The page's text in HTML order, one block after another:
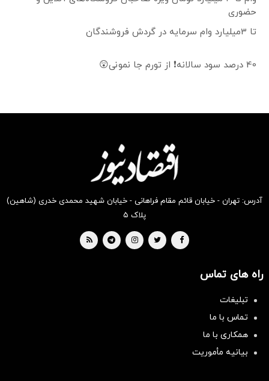
حضوری
تا 3میلیارد وام سرمایه در گردش فروشندگان
40 درصد سود سالانه❗ از تورم جا نمونی😲
آدرس: تهران - خیابان قائم مقام فراهانی - خیابان شهید محمدی خدری (شاهین)
پلاک ۵
راه های تماس
تبلیغات
تماس با ما
همکاری با ما
بیانیه مأموریت